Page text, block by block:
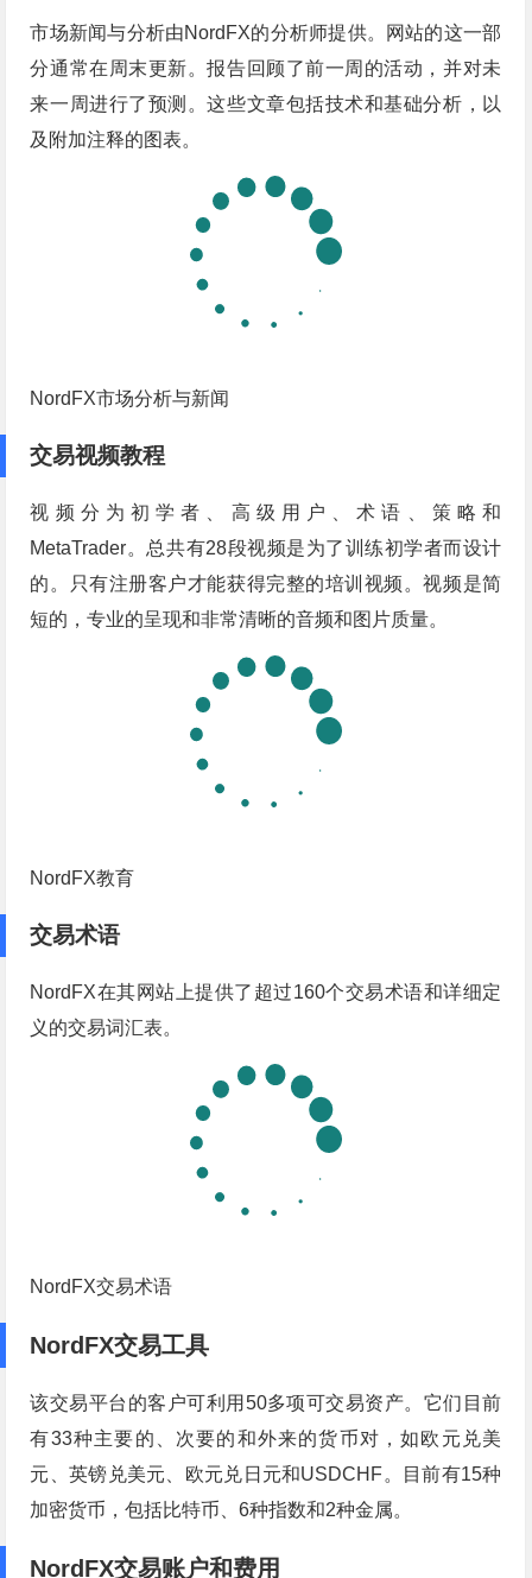
市场新闻与分析由NordFX的分析师提供。网站的这一部
分通常在周末更新。报告回顾了前一周的活动，并对未
来一周进行了预测。这些文章包括技术和基础分析，以
及附加注释的图表。
NordFX市场分析与新闻
交易视频教程
视频分为初学者、高级用户、术语、策略和
MetaTrader。总共有28段视频是为了训练初学者而设计
的。只有注册客户才能获得完整的培训视频。视频是简
短的，专业的呈现和非常清晰的音频和图片质量。
NordFX教育
交易术语
NordFX在其网站上提供了超过160个交易术语和详细定
义的交易词汇表。
NordFX交易术语
NordFX交易工具
该交易平台的客户可利用50多项可交易资产。它们目前
有33种主要的、次要的和外来的货币对，如欧元兑美
元、英镑兑美元、欧元兑日元和USDCHF。目前有15种
加密货币，包括比特币、6种指数和2种金属。
NordFX交易账户和费用